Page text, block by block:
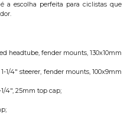
a escolha perfeita para ciclistas que
headtube, fender mounts, 130x10mm
1/4" steerer, fender mounts, 100x9mm
1/4", 25mm top cap;